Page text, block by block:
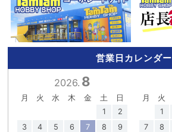
営業日カレンダー
2026. 8
月 火 水 木 金 土
日
1
2
3
4 5 6 7 8
9
月 火
1
7
8